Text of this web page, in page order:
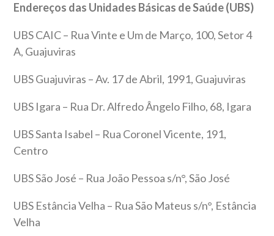
Endereços das Unidades Básicas de Saúde (UBS)
UBS CAIC – Rua Vinte e Um de Março, 100, Setor 4
A, Guajuviras
UBS Guajuviras – Av. 17 de Abril, 1991, Guajuviras
UBS Igara – Rua Dr. Alfredo Ângelo Filho, 68, Igara
UBS Santa Isabel – Rua Coronel Vicente, 191,
Centro
UBS São José – Rua João Pessoa s/n°, São José
UBS Estância Velha – Rua São Mateus s/n°, Estância
Velha